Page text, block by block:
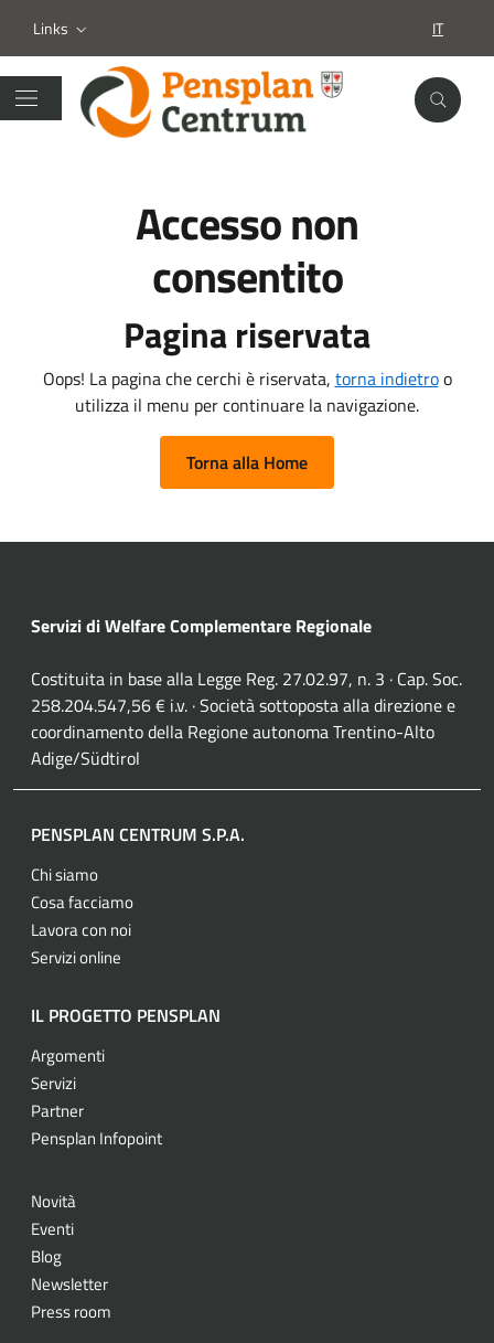
Links IT
Accesso non
consentito
Pagina riservata
Oops! La pagina che cerchi è riservata, torna indietroo
utilizza il menu per continuare la navigazione.
Torna alla Home
Servizi di Welfare Complementare Regionale
Costituita in base alla Legge Reg. 27.02.97, n. 3 · Cap. Soc.
258.204.547,56 € i.v. · Società sottoposta alla direzione e
coordinamento della Regione autonoma Trentino-Alto
Adige/Südtirol
PENSPLAN CENTRUM S.P.A.
Chi siamo
Cosa facciamo
Lavora con noi
Servizi online
IL PROGETTO PENSPLAN
Argomenti
Servizi
Partner
Pensplan Infopoint
Novità
Eventi
Blog
Newsletter
Press room